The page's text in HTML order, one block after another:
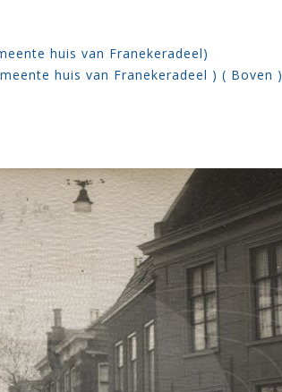
huis van Franekeradeel)
huis van Franekeradeel ) ( Boven )